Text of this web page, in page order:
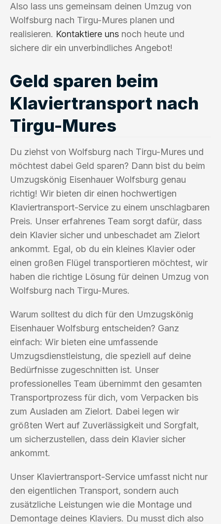
Also lass uns gemeinsam deinen Umzug von
Wolfsburg nach Tirgu-Mures planen und
realisieren. Kontaktiere uns noch heute und
sichere dir ein unverbindliches Angebot!
Geld sparen beim
Klaviertransport nach
Tirgu-Mures
Du ziehst von Wolfsburg nach Tirgu-Mures und
möchtest dabei Geld sparen? Dann bist du beim
Umzugskönig Eisenhauer Wolfsburg genau
richtig! Wir bieten dir einen hochwertigen
Klaviertransport-Service zu einem unschlagbaren
Preis. Unser erfahrenes Team sorgt dafür, dass
dein Klavier sicher und unbeschadet am Zielort
ankommt. Egal, ob du ein kleines Klavier oder
einen großen Flügel transportieren möchtest, wir
haben die richtige Lösung für deinen Umzug von
Wolfsburg nach Tirgu-Mures.
Warum solltest du dich für den Umzugskönig
Eisenhauer Wolfsburg entscheiden? Ganz
einfach: Wir bieten eine umfassende
Umzugsdienstleistung, die speziell auf deine
Bedürfnisse zugeschnitten ist. Unser
professionelles Team übernimmt den gesamten
Transportprozess für dich, vom Verpacken bis
zum Ausladen am Zielort. Dabei legen wir
größten Wert auf Zuverlässigkeit und Sorgfalt,
um sicherzustellen, dass dein Klavier sicher
ankommt.
Unser Klaviertransport-Service umfasst nicht nur
den eigentlichen Transport, sondern auch
zusätzliche Leistungen wie die Montage und
Demontage deines Klaviers. Du musst dich also